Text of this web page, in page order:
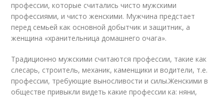
профессии, которые считались чисто мужскими
профессиями, и чисто женскими. Мужчина предстает
перед семьей как основной добытчик и защитник, а
женщина «хранительница домашнего очага».
Традиционно мужскими считаются профессии, такие как
слесарь, строитель, механик, каменщики и водители, т.е.
профессии, требующие выносливости и силы.Женскими в
обществе привыкли видеть какие профессии ка: няни,